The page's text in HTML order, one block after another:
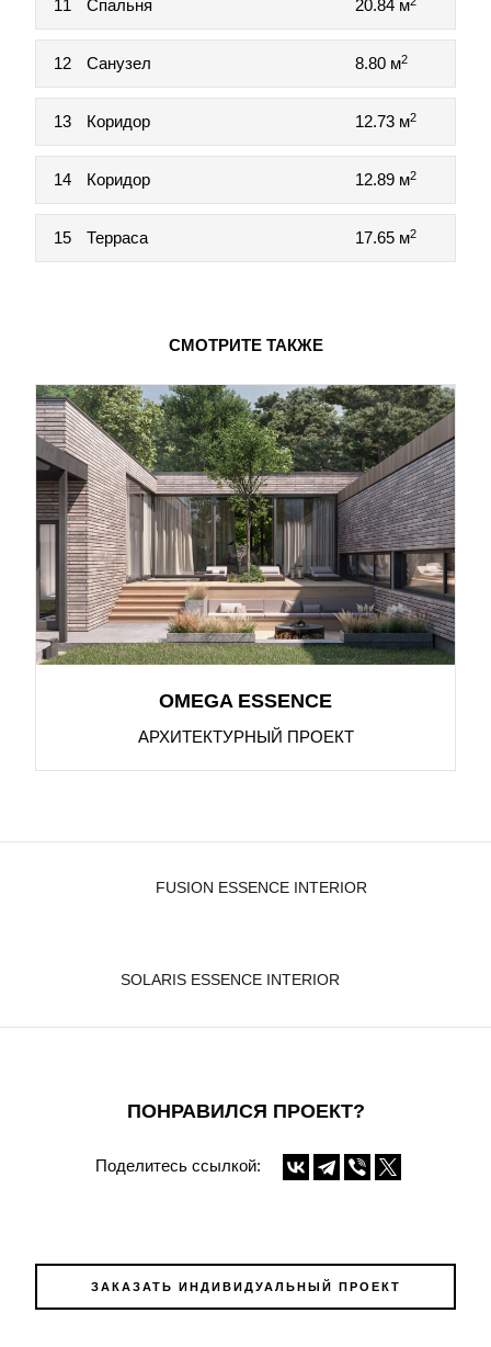
11 Спальня 20.84 м
12 Санузел 8.80 м2
13 Коридор 12.73 м2
14 Коридор 12.89 м2
15 Терраса 17.65 м2
СМОТРИТЕ ТАКЖЕ
OMEGA ESSENCE
АРХИТЕКТУРНЫЙ ПРОЕКТ
FUSION ESSENCE INTERIOR
SOLARIS ESSENCE INTERIOR
ПОНРАВИЛСЯ ПРОЕКТ?
Поделитесь ссылкой:
ЗАКАЗАТЬ ИНДИВИДУАЛЬНЫЙ ПРОЕКТ